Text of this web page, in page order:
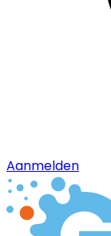
Aanmelden